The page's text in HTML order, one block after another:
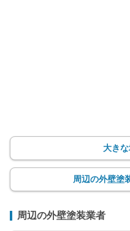
大き
周辺の外壁塗
周辺の外壁塗装業者